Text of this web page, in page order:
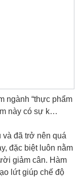
ngành “thực phẩm
này có sự k…
đã trở nên quá
đặc biệt luôn nằm
giảm cân. Hàm
lứt giúp chế độ